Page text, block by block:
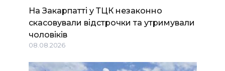
На Закарпатті у ТЦК незаконно
скасовували відстрочки та утримували
чоловіків
08.08.2026